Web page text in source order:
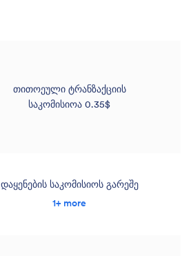
თითოეული ტრანზაქციის
საკომისიოა 0.35$
დაყენების საკომისიოს გარეშე
1+ more